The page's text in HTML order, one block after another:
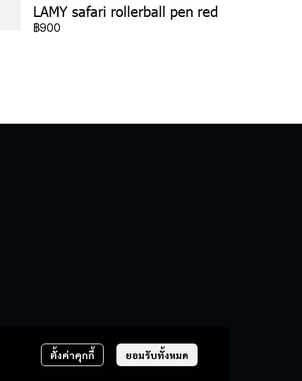
LAMY safari rollerball pen red
฿900
ตั้งค่าคุกกี้ ยอมรับทั้งหมด